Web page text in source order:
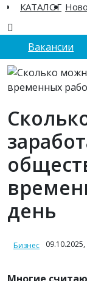
КАТАЛОГ
Вакансии
день
Бизнес